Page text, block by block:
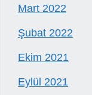
Mart 2022
Şubat 2022
Ekim 2021
Eylül 2021